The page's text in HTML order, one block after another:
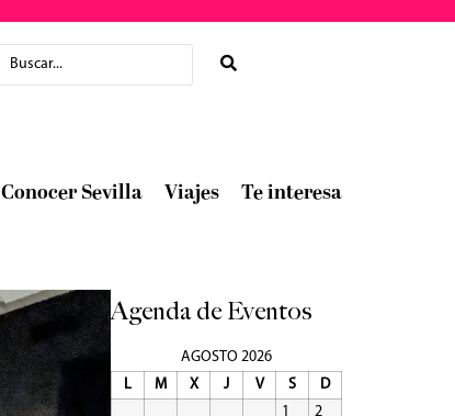
Conocer Sevilla Viajes Te interesa
Agenda de Eventos
AGOSTO 2026
L
M X J V S
D
1
2